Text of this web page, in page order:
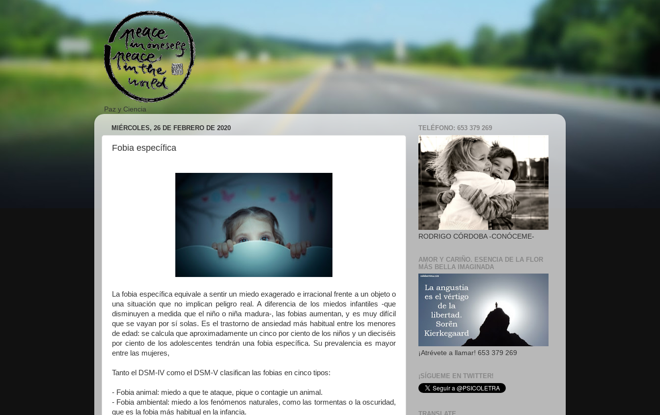
Paz y Ciencia
MIÉRCOLES, 26 DE FEBRERO DE 2020
Fobia específica
La fobia específica equivale a sentir un miedo exagerado e irracional frente a un objeto o
una situación que no implican peligro real. A diferencia de los miedos infantiles -que
disminuyen a medida que el niño o niña madura-, las fobias aumentan, y es muy difícil
que se vayan por sí solas. Es el trastorno de ansiedad más habitual entre los menores
de edad: se calcula que aproximadamente un cinco por ciento de los niños y un dieciséis
por ciento de los adolescentes tendrán una fobia específica. Su prevalencia es mayor
entre las mujeres,
Tanto el DSM-IV como el DSM-V clasifican las fobias en cinco tipos:
- Fobia animal: miedo a que te ataque, pique o contagie un animal.
- Fobia ambiental: miedo a los fenómenos naturales, como las tormentas o la oscuridad,
que es la fobia más habitual en la infancia.
TELÉFONO: 653 379 269
RODRIGO CÓRDOBA -CONÓCEME-
AMOR Y CARIÑO. ESENCIA DE LA FLOR
MÁS BELLA IMAGINADA
¡Atrévete a llamar! 653 379 269
¡SÍGUEME EN TWITTER!